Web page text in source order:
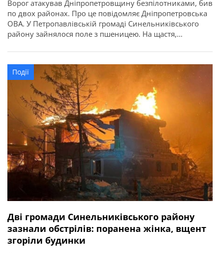
Ворог атакував Дніпропетровщину безпілотниками, бив
по двох районах. Про це повідомляє Дніпропетровська
ОВА. У Петропавлівській громаді Синельниківського
району зайнялося поле з пшеницею. На щастя,
Події
Дві громади Синельниківського району
зазнали обстрілів: поранена жінка, вщент
згоріли будинки